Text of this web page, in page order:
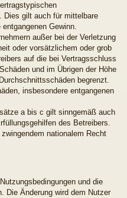
Dies gilt auch für mittelbare
Gewinn.
außer bei der Verletzung
oder vorsätzlichem oder grob
auf die bei Vertragsschluss
und im Übrigen der Höhe
begrenzt.
insbesondere entgangenen
a bis c gilt sinngemäß auch
des Betreibers.
nationalem Recht
und die
Die Änderung wird dem Nutzer